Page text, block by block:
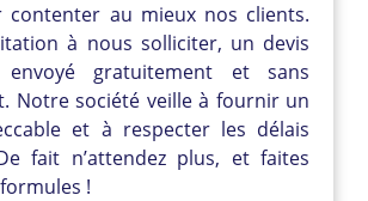
au mieux nos clients.
à nous solliciter, un devis
gratuitement et sans
Notre société veille à fournir un
et à respecter les délais
fait n’attendez plus, et faites
!